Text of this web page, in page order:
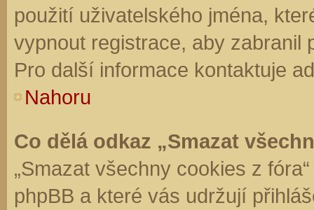
použití uživatelského jména,
vypnout registrace, aby zabranil
Pro další informace kontaktuje
Nahoru
Co dělá odkaz „Smazat
„Smazat všechny cookies z
phpBB a které vás udržují